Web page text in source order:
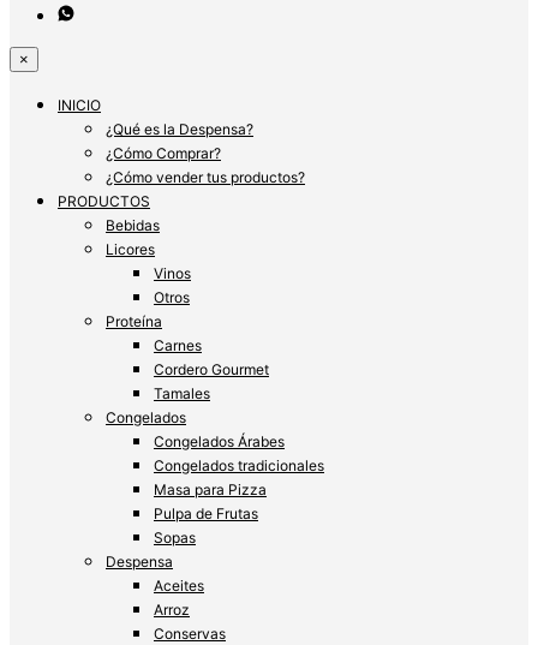
×
INICIO
¿Qué es la Despensa?
¿Cómo Comprar?
¿Cómo vender tus productos?
PRODUCTOS
Bebidas
Licores
Vinos
Otros
Proteína
Carnes
Cordero Gourmet
Tamales
Congelados
Congelados Árabes
Congelados tradicionales
Masa para Pizza
Pulpa de Frutas
Sopas
Despensa
Aceites
Arroz
Conservas